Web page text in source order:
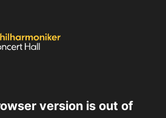
version is out of